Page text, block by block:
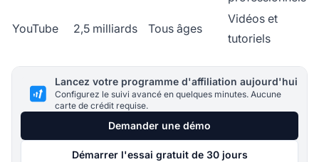
YouTube 2,5 milliards Tous âges
Vidéos et
tutoriels
Lancez votre programme d'affiliation aujourd'hui
Configurez le suivi avancé en quelques minutes. Aucune
carte de crédit requise.
Demander une démo
Démarrer l'essai gratuit de 30 jours